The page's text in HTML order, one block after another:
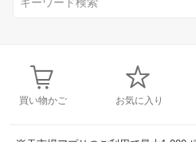
買い物かご お気に入り